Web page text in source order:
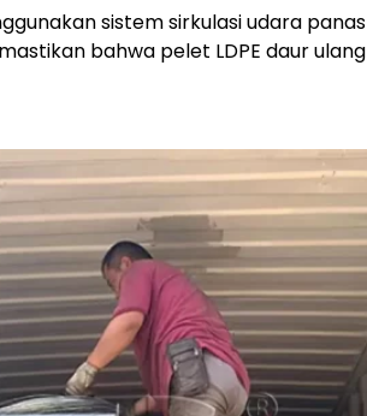
sistem sirkulasi udara panas
bahwa pelet LDPE daur ulang